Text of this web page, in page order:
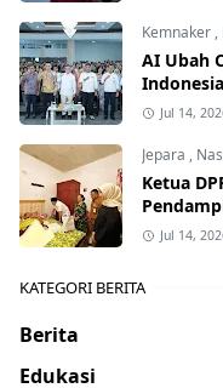
Kemnaker ,
AI Ubah
Jul 14,
Jepara ,
Ketua
Jul 14,
KATEGORI BERITA
Berita
Edukasi